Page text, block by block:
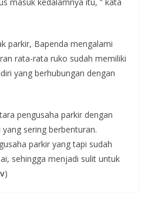
parkir, Bapenda mengalami
rata-rata ruko sudah memiliki
yang berhubungan dengan
pengusaha parkir dengan
sering berbenturan.
parkir yang tapi sudah
sehingga menjadi sulit untuk
)